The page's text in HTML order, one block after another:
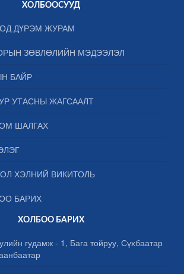
ХОЛБООСУУД
ДҮРЭМ ЖУРАМ
ЗӨВЛӨЛИЙН МЭДЭЭЛЭЛ
БАЙР
УТАСНЫ ЖАГСААЛТ
ШАЛГАХ
ХЭЛНИЙ ВИКИТОЛЬ
БАРИХ
ХОЛБОО БАРИХ
гудамж - 1, Бага тойруу, Сүхбаатар